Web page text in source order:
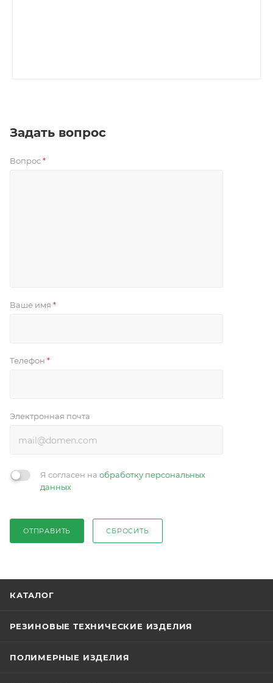
Задать вопрос
Вопрос *
Ваше имя *
Телефон *
Электронная почта
Я согласен на обработку персональных
данных
ОТПРАВИТЬ СБРОСИТЬ
КАТАЛОГ
РЕЗИНОВЫЕ ТЕХНИЧЕСКИЕ ИЗДЕЛИЯ
ПОЛИМЕРНЫЕ ИЗДЕЛИЯ